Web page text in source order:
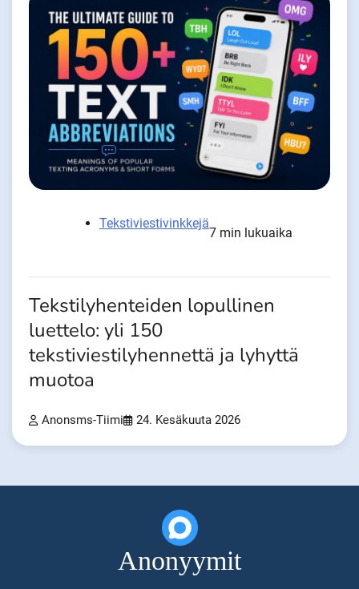
Tekstiviestivinkkejä
7 min lukuaika
Tekstilyhenteiden lopullinen
luettelo: yli 150
tekstiviestilyhennettä ja lyhyttä
muotoa
Anonsms-Tiimi 24. Kesäkuuta 2026
Anonyymit